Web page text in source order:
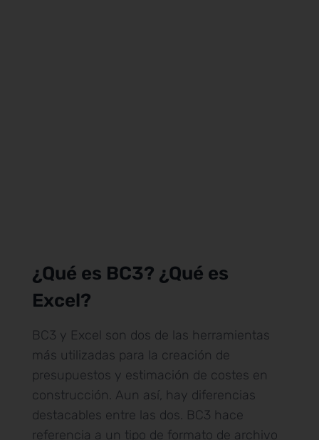
¿Qué es BC3? ¿Qué es
Excel?
BC3 y Excel son dos de las herramientas
más utilizadas para la creación de
presupuestos y estimación de costes en
construcción. Aun así, hay diferencias
destacables entre las dos. BC3 hace
referencia a un tipo de formato de archivo